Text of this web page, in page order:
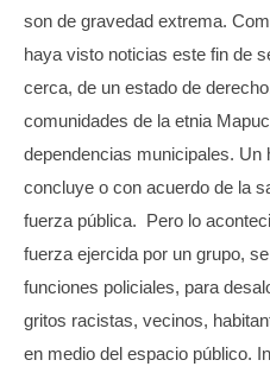
son de gravedad extrema.
haya visto noticias este fin de
cerca, de un estado de
comunidades de la etnia
dependencias municipales. Un
concluye o con acuerdo de la
fuerza pública. Pero lo
fuerza ejercida por un grupo,
funciones policiales, para
gritos racistas, vecinos,
en medio del espacio público.